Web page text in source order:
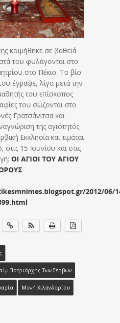
κοιμήθηκε σε βαθειά
του φυλάγονται στο
στο Πέκιο. Το βίο
έγραψε, λίγο μετά την
του επίσκοπος
του σώζονται στο
Γρατσάνιτσα και
της αγιότητός
Εκκλησία και τιμάται
στις 15 Ιουνίου και στις
ΟΙ ΑΓΙΟΙ ΤΟΥ ΑΓΙΟΥ
2012/06/
Πατριάρχης Των Σέρβων
Μονή Χιλανδαρίου